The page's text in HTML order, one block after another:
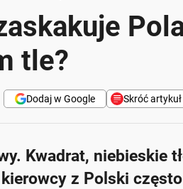
tle?
Skróć artykuł
Dodaj w Google
prędkość na danym odcinku drogi.
Kwadrat, niebieskie
z Polski